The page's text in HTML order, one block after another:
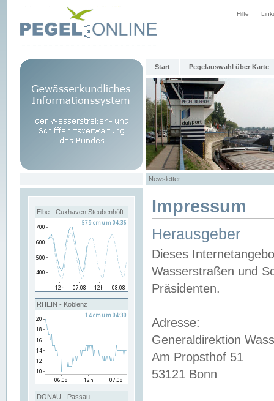
Hilfe
Start Pegelauswahl über Karte
Newsletter
Elbe - Cuxhaven Steubenhöft
RHEIN - Koblenz
DONAU - Passau
Impressum
Herausgeber
Dieses
Wasserstraßen und
Präsidenten.
Adresse:
Generaldirektion
Am Propsthof 51
53121 Bonn